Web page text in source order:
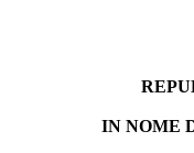
IN NOME